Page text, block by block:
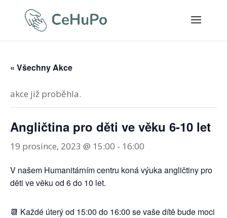
« Všechny Akce
akce již proběhla.
Angličtina pro děti ve věku 6-10 let
19 prosince, 2023 @ 15:00 - 16:00
V našem Humanitárním centru koná výuka angličtiny pro
děti ve věku od 6 do 10 let.
📆 Každé úterý od 15:00 do 16:00 se vaše dítě bude moci